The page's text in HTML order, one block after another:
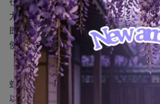
尤其在印度，父權體制下的世界觀，可
即使在羅摩衍那的結尾，她的故事也沒
使她成為印度神話中最悲傷，也最美麗
蛇蠍美人有三層故事展現，
以陶醉的花香和樹脂元素(玉蘭花、晚